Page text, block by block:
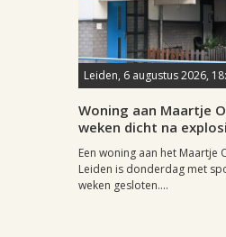
Leiden, 6 augustus 2026,
Woning aan Maartje
weken dicht na
Een woning aan het Maartje
Leiden is donderdag met
weken gesloten....